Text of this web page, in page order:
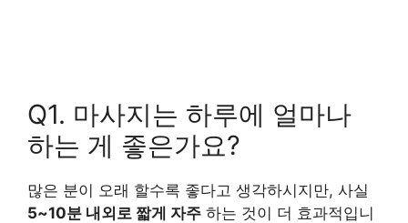
Q1. 마사지는 하루에 얼마나
하는 게 좋은가요?
많은 분이 오래 할수록 좋다고 생각하시지만, 사실
5~10분 내외로 짧게 자주 하는 것이 더 효과적입니